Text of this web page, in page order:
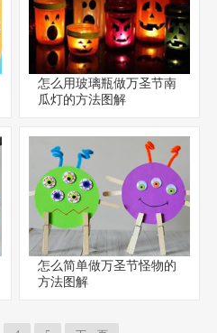
怎么用玻璃瓶做万圣节南
瓜灯的方法图解
怎么简单做万圣节怪物的
方法图解